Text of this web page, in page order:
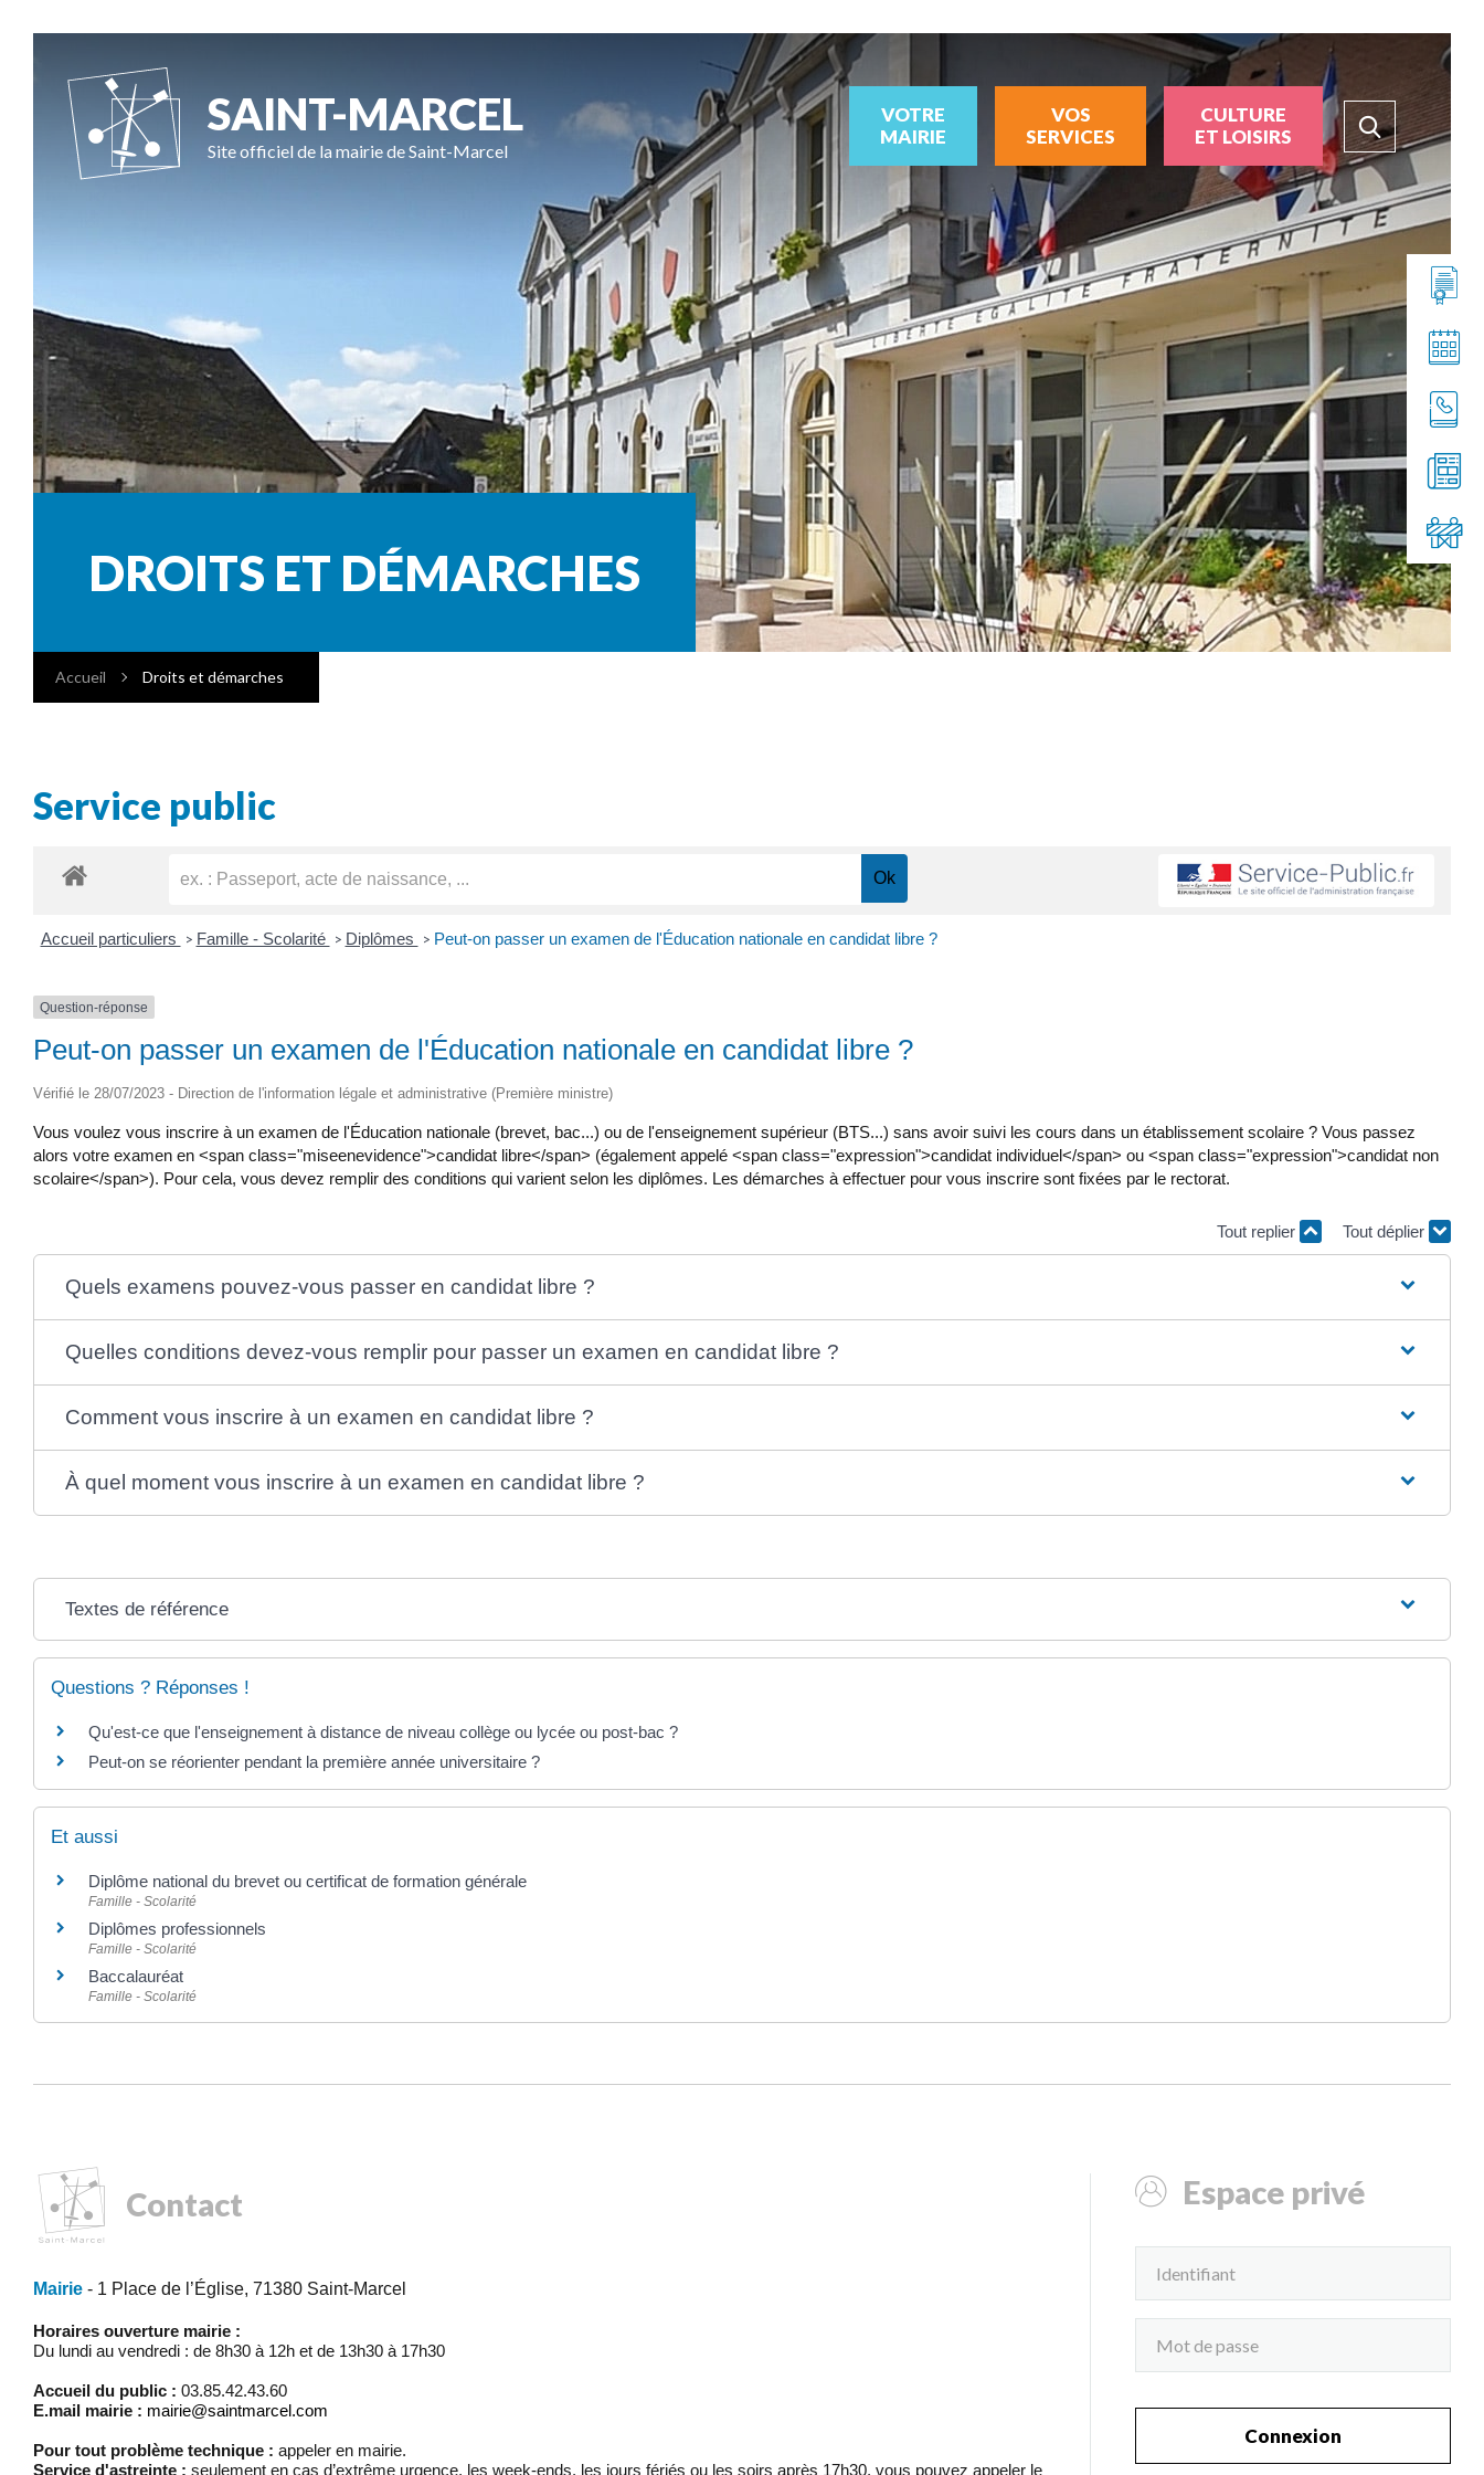
SAINT-MARCEL
Site officiel de la mairie de Saint-Marcel
VOTRE
MAIRIE
VOS
SERVICES
CULTURE
ET LOISIRS
DROITS ET DÉMARCHES
Accueil Droits et démarches
Service public
Accueil particuliers > Famille - Scolarité > Diplômes > Peut-on passer un examen de l'Éducation nationale en candidat libre ?
Question-réponse
Peut-on passer un examen de l'Éducation nationale en candidat libre ?
Vérifié le 28/07/2023 - Direction de l'information légale et administrative (Première ministre)
Vous voulez vous inscrire à un examen de l'Éducation nationale (brevet, bac...) ou de l'enseignement supérieur (BTS...) sans avoir suivi les cours dans un établissement scolaire ? Vous passez
alors votre examen en <span class="miseenevidence">candidat libre</span> (également appelé <span class="expression">candidat individuel</span> ou <span class="expression">candidat non
scolaire</span>). Pour cela, vous devez remplir des conditions qui varient selon les diplômes. Les démarches à effectuer pour vous inscrire sont fixées par le rectorat.
Tout replier Tout déplier
Quels examens pouvez-vous passer en candidat libre ?
Quelles conditions devez-vous remplir pour passer un examen en candidat libre ?
Comment vous inscrire à un examen en candidat libre ?
À quel moment vous inscrire à un examen en candidat libre ?
Textes de référence
Questions ? Réponses !
Qu'est-ce que l'enseignement à distance de niveau collège ou lycée ou post-bac ?
Peut-on se réorienter pendant la première année universitaire ?
Et aussi
Diplôme national du brevet ou certificat de formation générale
Famille - Scolarité
Diplômes professionnels
Famille - Scolarité
Baccalauréat
Famille - Scolarité
Contact
Mairie - 1 Place de l’Église, 71380 Saint-Marcel
Horaires ouverture mairie :
Du lundi au vendredi : de 8h30 à 12h et de 13h30 à 17h30
Accueil du public : 03.85.42.43.60
E.mail mairie : mairie@saintmarcel.com
Pour tout problème technique : appeler en mairie.
Service d'astreinte : seulement en cas d’extrême urgence, les week-ends, les jours fériés ou les soirs après 17h30, vous pouvez appeler le
Espace privé
Connexion